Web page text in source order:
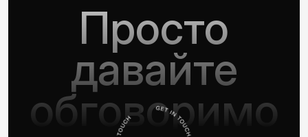
Просто
давайте
обговоримо